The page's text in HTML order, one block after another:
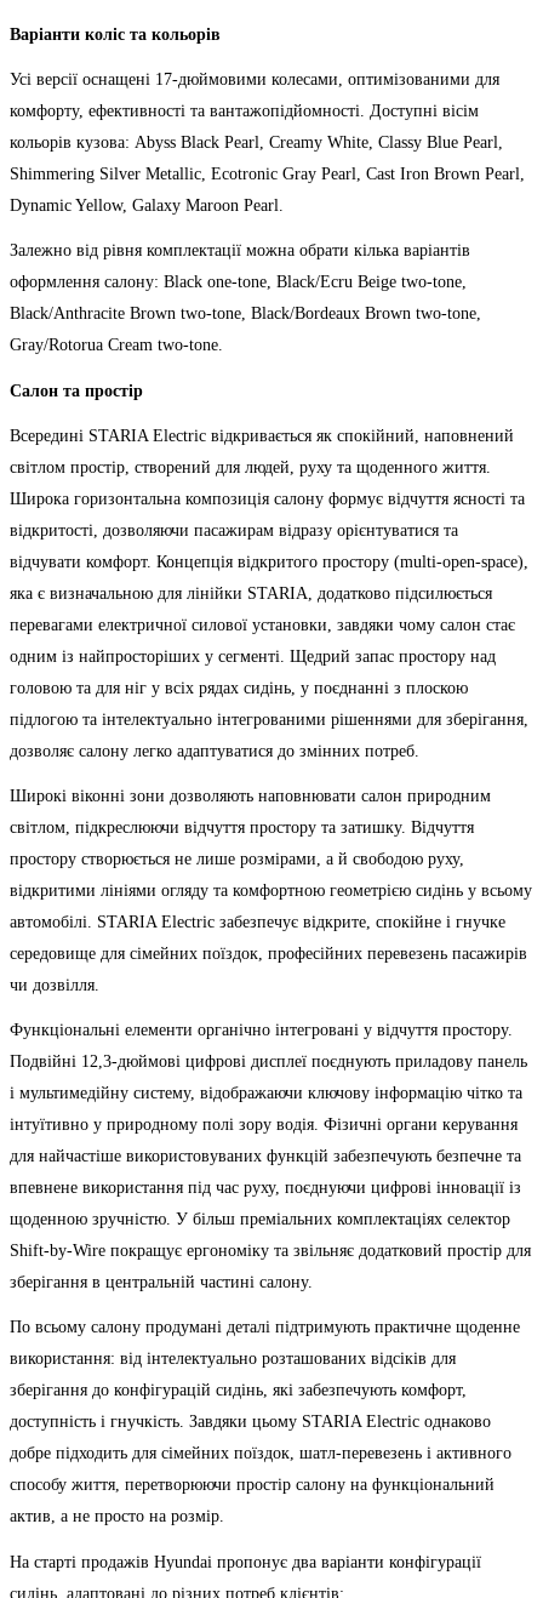
Варіанти коліс та кольорів
Усі версії оснащені 17-дюймовими колесами, оптимізованими для
комфорту, ефективності та вантажопідйомності. Доступні вісім
кольорів кузова: Abyss Black Pearl, Creamy White, Classy Blue Pearl,
Shimmering Silver Metallic, Ecotronic Gray Pearl, Cast Iron Brown Pearl,
Dynamic Yellow, Galaxy Maroon Pearl.
Залежно від рівня комплектації можна обрати кілька варіантів
оформлення салону: Black one-tone, Black/Ecru Beige two-tone,
Black/Anthracite Brown two-tone, Black/Bordeaux Brown two-tone,
Gray/Rotorua Cream two-tone.
Салон та простір
Всередині STARIA Electric відкривається як спокійний, наповнений
світлом простір, створений для людей, руху та щоденного життя.
Широка горизонтальна композиція салону формує відчуття ясності та
відкритості, дозволяючи пасажирам відразу орієнтуватися та
відчувати комфорт. Концепція відкритого простору (multi-open-space),
яка є визначальною для лінійки STARIA, додатково підсилюється
перевагами електричної силової установки, завдяки чому салон стає
одним із найпросторіших у сегменті. Щедрий запас простору над
головою та для ніг у всіх рядах сидінь, у поєднанні з плоскою
підлогою та інтелектуально інтегрованими рішеннями для зберігання,
дозволяє салону легко адаптуватися до змінних потреб.
Широкі віконні зони дозволяють наповнювати салон природним
світлом, підкреслюючи відчуття простору та затишку. Відчуття
простору створюється не лише розмірами, а й свободою руху,
відкритими лініями огляду та комфортною геометрією сидінь у всьому
автомобілі. STARIA Electric забезпечує відкрите, спокійне і гнучке
середовище для сімейних поїздок, професійних перевезень пасажирів
чи дозвілля.
Функціональні елементи органічно інтегровані у відчуття простору.
Подвійні 12,3-дюймові цифрові дисплеї поєднують приладову панель
і мультимедійну систему, відображаючи ключову інформацію чітко та
інтуїтивно у природному полі зору водія. Фізичні органи керування
для найчастіше використовуваних функцій забезпечують безпечне та
впевнене використання під час руху, поєднуючи цифрові інновації із
щоденною зручністю. У більш преміальних комплектаціях селектор
Shift-by-Wire покращує ергономіку та звільняє додатковий простір для
зберігання в центральній частині салону.
По всьому салону продумані деталі підтримують практичне щоденне
використання: від інтелектуально розташованих відсіків для
зберігання до конфігурацій сидінь, які забезпечують комфорт,
доступність і гнучкість. Завдяки цьому STARIA Electric однаково
добре підходить для сімейних поїздок, шатл-перевезень і активного
способу життя, перетворюючи простір салону на функціональний
актив, а не просто на розмір.
На старті продажів Hyundai пропонує два варіанти конфігурації
сидінь, адаптовані до різних потреб клієнтів: